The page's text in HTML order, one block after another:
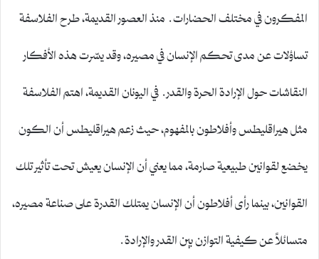
المفكرون في مختلف الحضارات. منذ العصور القديمة، طرح الفلاسفة
تساؤلات عن مدى تحكم الإنسان في مصيره، وقد يسّرت هذه الأفكار
النقاشات حول الإرادة الحرة والقدر. في اليونان القديمة، اهتم الفلاسفة
مثل هيراقليطس وأفلاطون بالمفهوم، حيث زعم هيراقليطس أن الكون
يخضع لقوانين طبيعية صارمة، مما يعني أن الإنسان يعيش تحت تأثير تلك
القوانين، بينما رأى أفلاطون أن الإنسان يمتلك القدرة على صناعة مصيره،
متسائلاً عن كيفية التوازن بين القدر والإرادة.